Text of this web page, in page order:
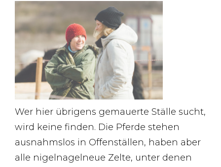
Wer hier übrigens gemauerte Ställe sucht,
wird keine finden. Die Pferde stehen
ausnahmslos in Offenställen, haben aber
alle nigelnagelneue Zelte, unter denen